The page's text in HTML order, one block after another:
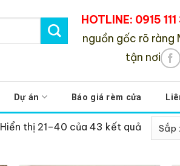
HOTLINE: 0915 111
nguồn gốc rõ ràng
tận nơi
Dự án Báo giá rèm cửa
Hiển thị 21–40 của 43 kết quả